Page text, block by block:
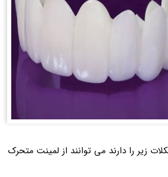
زیر را دارند می توانند از لمینت متحرک